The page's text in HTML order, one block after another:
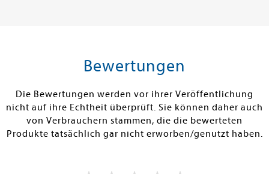
Warenkorb
Bewertungen
Die Bewertungen werden vor ihrer Veröffentlichung
nicht auf ihre Echtheit überprüft. Sie können daher auch
von Verbrauchern stammen, die die bewerteten
Produkte tatsächlich gar nicht erworben/genutzt haben.